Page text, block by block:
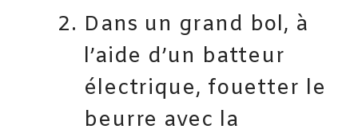
Dans un grand bol, à
l’aide d’un batteur
électrique, fouetter le
beurre avec la